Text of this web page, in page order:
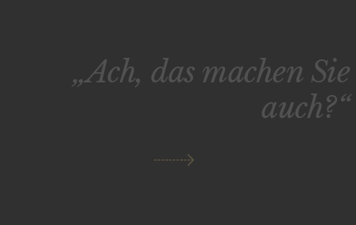
„Ach, das machen Sie
auch?“